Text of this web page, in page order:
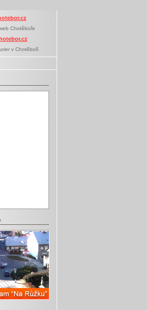
Chotěboře
v Chotěboři